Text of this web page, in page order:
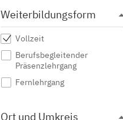
Weiterbildungsform
Vollzeit
Berufsbegleitender
Präsenzlehrgang
Fernlehrgang
Ort und Umkreis